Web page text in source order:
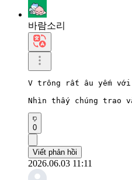
바람소리
V trông rất âu yếm với
Nhìn thấy chúng trao
0
Viết phản hồi
2026.06.03 11:11